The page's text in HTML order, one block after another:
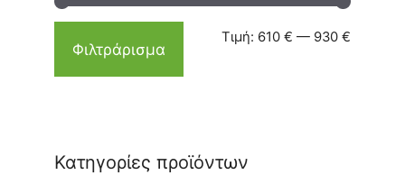
Φιλτράρισμα
Τιμή: 610 € — 930 €
Κατηγορίες προϊόντων